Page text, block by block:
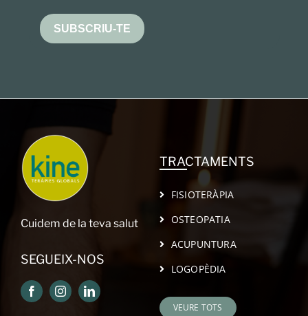
SUBSCRIU-TE
Cuidem de la teva salut
SEGUEIX-NOS
TRACTAMENTS
FISIOTERÀPIA
OSTEOPATIA
ACUPUNTURA
LOGOPÈDIA
VEURE TOTS